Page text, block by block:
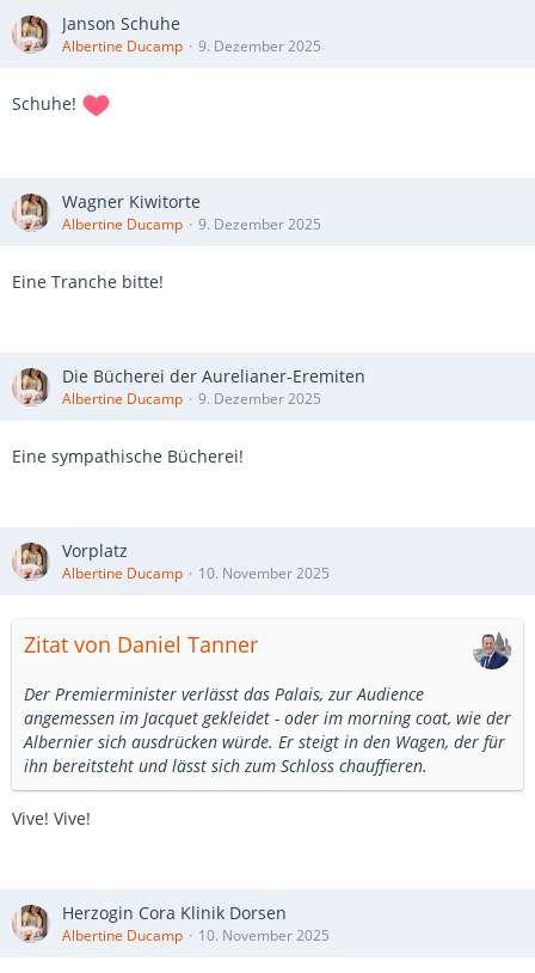
Janson Schuhe
Albertine Ducamp 9. Dezember 2025
Schuhe!
Wagner Kiwitorte
Albertine Ducamp 9. Dezember 2025
Eine Tranche bitte!
Die Bücherei der Aurelianer-Eremiten
Albertine Ducamp 9. Dezember 2025
Eine sympathische Bücherei!
Vorplatz
Albertine Ducamp 10. November 2025
Zitat von Daniel Tanner
Der Premierminister verlässt das Palais, zur Audience
angemessen im Jacquet gekleidet - oder im morning coat, wie der
Albernier sich ausdrücken würde. Er steigt in den Wagen, der für
ihn bereitsteht und lässt sich zum Schloss chauffieren.
Vive! Vive!
Herzogin Cora Klinik Dorsen
Albertine Ducamp 10. November 2025